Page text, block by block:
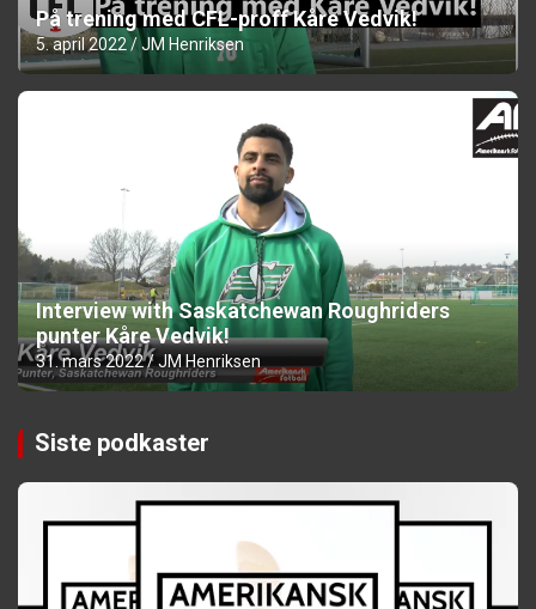
På trening med CFL-proff Kåre Vedvik!
5. april 2022 JM Henriksen
Interview with Saskatchewan Roughriders
punter Kåre Vedvik!
31. mars 2022 JM Henriksen
Siste podkaster